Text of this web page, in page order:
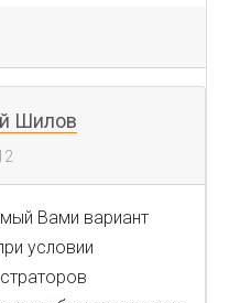
Шилов
Вами вариант
условии